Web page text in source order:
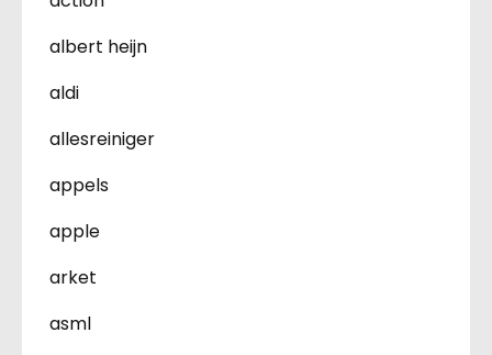
albert heijn
aldi
allesreiniger
appels
apple
arket
asml